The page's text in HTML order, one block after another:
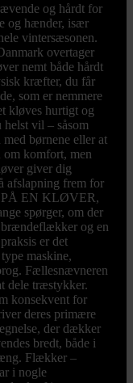
og hårdt for
og hænder, især
vintersæsonen.
overtager
nemt både hårdt
kræfter, du får
som er nemmere
kløves hurtigt og
vil – såsom
børnene eller at
om komfort, men
giver dig
afslapning frem for
EN KLØVER,
spørger, om der
og en
er det
maskine,
Fællesnævneren
dele træstykker.
konsekvent for
deres primære
der dækker
bredt, både i
Flækker –
i nogle